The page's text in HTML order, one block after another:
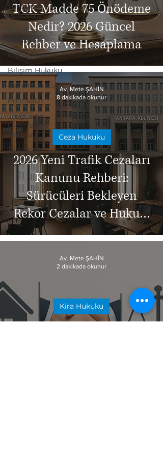
Tüketici
Hukuku
İcra/İflas
Hukuku
Kişiler Hukuku
Bilişim Hukuku
İdare Hukuku
Politikalar
Yargılama
Giderleri ve
Harçlar
Tazminat
Hukuku
TCK Madde 75 Önödeme
Nedir? 2026 Güncel
Rehber ve Hesaplama
2026 Yeni Trafik Cezaları
Kanunu Rehberi:
Sürücüleri Bekleyen
Rekor Cezalar ve Hukuki
Yaptırımlar (Ankara
Ceza Hukuku
Av. Mete ŞAHİN
8 dakikada okunur
Kira Hukuku
Av. Mete ŞAHİN
2 dakikada okunur